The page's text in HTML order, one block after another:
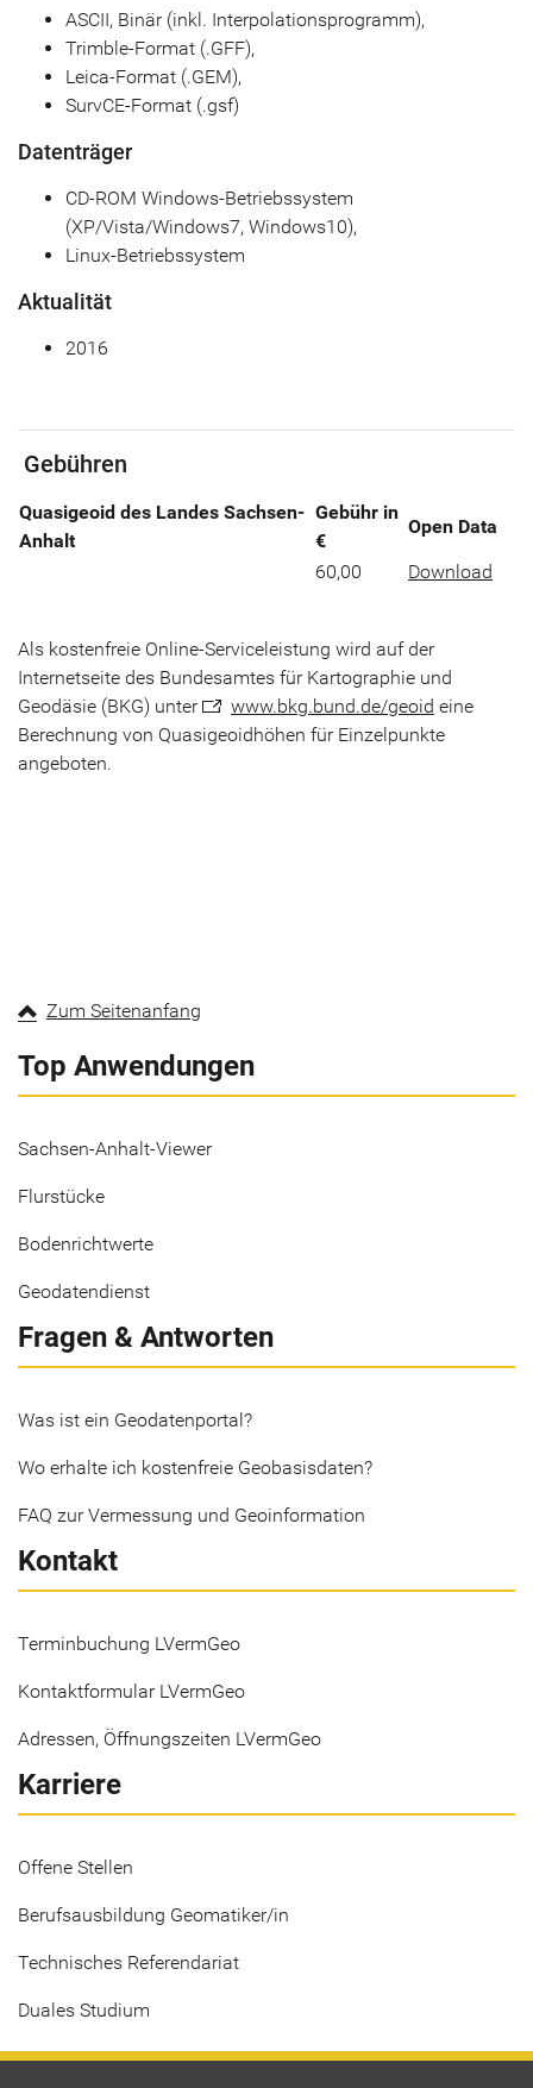
ASCII, Binär (inkl. Interpolationsprogramm),
Trimble-Format (.GFF),
Leica-Format (.GEM),
SurvCE-Format (.gsf)
Datenträger
CD-ROM Windows-Betriebssystem
(XP/Vista/Windows7, Windows10),
Linux-Betriebssystem
Aktualität
2016
Gebühren
Quasigeoid des Landes Sachsen-
Anhalt
Gebühr in
€
Open Data
60,00
Download
Als kostenfreie Online-Serviceleistung wird auf der
Internetseite des Bundesamtes für Kartographie und
Geodäsie (BKG) unter
www.bkg.bund.de/geoid eine
Berechnung von Quasigeoidhöhen für Einzelpunkte
angeboten.
Zum Seitenanfang
Top Anwendungen
Sachsen-Anhalt-Viewer
Flurstücke
Bodenrichtwerte
Geodatendienst
Fragen & Antworten
Was ist ein Geodatenportal?
Wo erhalte ich kostenfreie Geobasisdaten?
FAQ zur Vermessung und Geoinformation
Kontakt
Terminbuchung LVermGeo
Kontaktformular LVermGeo
Adressen, Öffnungszeiten LVermGeo
Karriere
Offene Stellen
Berufsausbildung Geomatiker/in
Technisches Referendariat
Duales Studium